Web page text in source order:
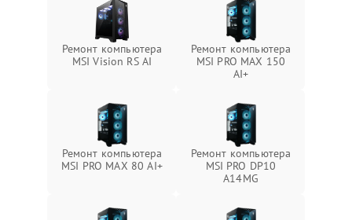
Ремонт компьютера
MSI Vision RS AI
Ремонт компьютера
MSI PRO MAX 150
AI+
Ремонт компьютера
MSI PRO MAX 80 AI+
Ремонт компьютера
MSI PRO DP10
A14MG